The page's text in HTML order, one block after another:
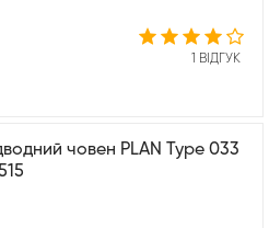
1 ВІДГУК
човен PLAN Type 033